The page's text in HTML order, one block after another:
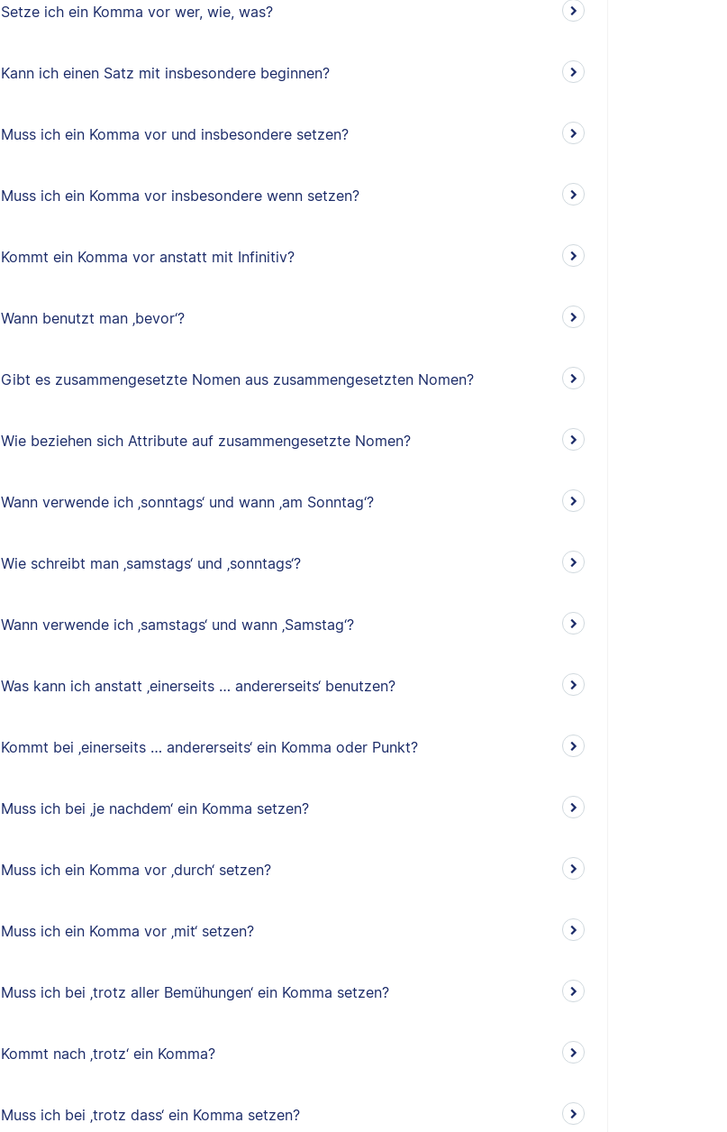
Setze ich ein Komma vor wer, wie, was?
Kann ich einen Satz mit insbesondere beginnen?
Muss ich ein Komma vor und insbesondere setzen?
Muss ich ein Komma vor insbesondere wenn setzen?
Kommt ein Komma vor anstatt mit Infinitiv?
Wann benutzt man ‚bevor‘?
Gibt es zusammengesetzte Nomen aus zusammengesetzten Nomen?
Wie beziehen sich Attribute auf zusammengesetzte Nomen?
Wann verwende ich ‚sonntags‘ und wann ‚am Sonntag‘?
Wie schreibt man ‚samstags‘ und ‚sonntags‘?
Wann verwende ich ‚samstags‘ und wann ‚Samstag‘?
Was kann ich anstatt ‚einerseits … andererseits‘ benutzen?
Kommt bei ‚einerseits … andererseits‘ ein Komma oder Punkt?
Muss ich bei ‚je nachdem‘ ein Komma setzen?
Muss ich ein Komma vor ‚durch‘ setzen?
Muss ich ein Komma vor ‚mit‘ setzen?
Muss ich bei ‚trotz aller Bemühungen‘ ein Komma setzen?
Kommt nach ‚trotz‘ ein Komma?
Muss ich bei ‚trotz dass‘ ein Komma setzen?